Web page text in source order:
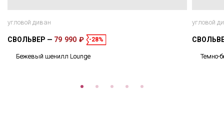
угловой диван
СВОЛЬВЕР 79 990 ₽ -28%
Бежевый шенилл Lounge
угловой
Темно-